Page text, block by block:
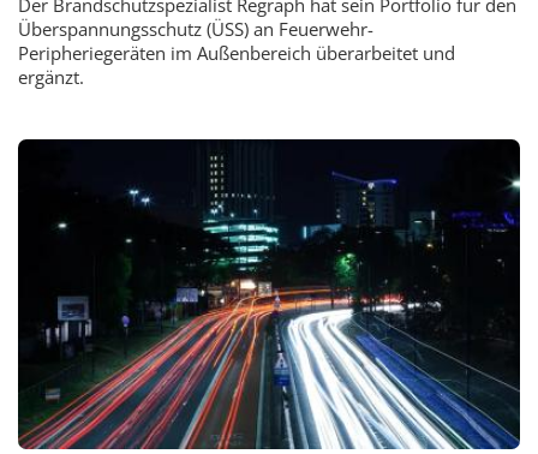
Überspannungsschutz (ÜSS) an Feuerwehr-
Peripheriegeräten im Außenbereich überarbeitet und
ergänzt.